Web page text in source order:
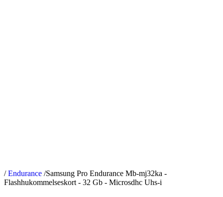
/ Endurance /Samsung Pro Endurance Mb-mj32ka -
Flashhukommelseskort - 32 Gb - Microsdhc Uhs-i